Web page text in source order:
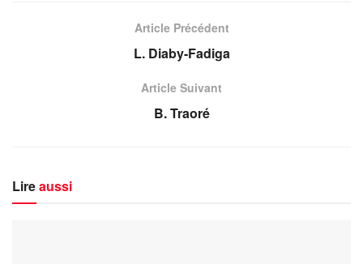
Article Précédent
L. Diaby-Fadiga
Article Suivant
B. Traoré
Lireaussi